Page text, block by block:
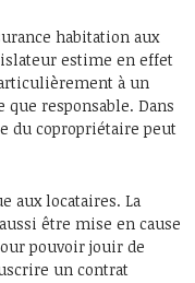
habitation aux
estime en effet
à un
responsable. Dans
du copropriétaire peut
aux locataires. La
être mise en cause
pouvoir jouir de
un contrat